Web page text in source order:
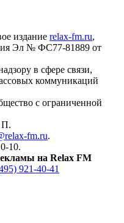
издание relax-fm.ru,
Эл № ФС77-81889 от
в сфере связи,
коммуникаций
с ограниченной
П.
fm.ru.
10.
на Relax FM
921-40-41